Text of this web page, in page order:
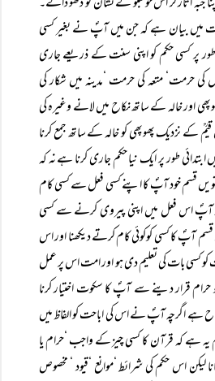
میں بیان ہے کہ جن میں آپؐ نے بغیر کسی
پر کسی حکم کو اپنی سنت کے ذریعے جاری
حرمت‘ متعہ کی حرمت ‘مدینہ میں شکار کی
اور خالہ کے ساتھ نکاح میں لانے وغیرہ کی
کے نزدیک پھوپھی کو خالہ کے ساتھ جمع کرنا
طور پر ایک نیا حکم جاری کرنا ہے نہ کہ
قسم خود آپؐ کا اپنے کسی فعل سے کسی کام
آپؐ اس فعل میں اپنی پیروی کرنے سے کسی
آپؐ کا کسی کوکوئی کام کرتے دیکھنا اور اس
کسی بات کی تعلیم دی ہو اور امت اس پر عمل
قرار دینے سے آپؐ کا سکوت اختیار کرنا
ہے اگرچہ آپؐ نے اس کی اباحت کو الفاظ میں
یہ ہے کہ قرآن کا کسی چیز کے واجب ‘حرام یا
لیکن اس حکم کی شرائط ‘موانع ‘قیود ‘ مخصوص